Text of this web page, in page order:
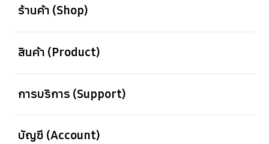
ร้านค้า (Shop)
สินค้า (Product)
การบริการ (Support)
บัญชี (Account)